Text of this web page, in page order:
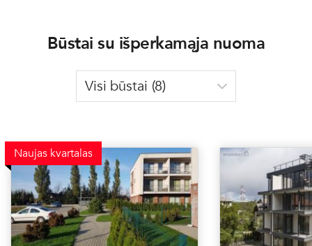
Būstai su išperkamąja nuoma
Naujas kvartalas